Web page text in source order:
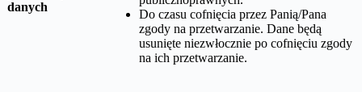
danych
Do czasu cofnięcia przez Panią/Pana
zgody na przetwarzanie. Dane będą
usunięte niezwłocznie po cofnięciu zgody
na ich przetwarzanie.